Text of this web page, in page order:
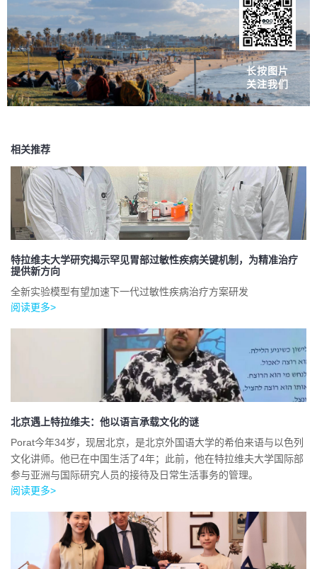
长按图片
关注我们
相关推荐
特拉维夫大学研究揭示罕见胃部过敏性疾病关键机制，为精准治疗
提供新方向
全新实验模型有望加速下一代过敏性疾病治疗方案研发
阅读更多>
北京遇上特拉维夫：他以语言承载文化的谜
Porat今年34岁，现居北京，是北京外国语大学的希伯来语与以色列
文化讲师。他已在中国生活了4年；此前，他在特拉维夫大学国际部
参与亚洲与国际研究人员的接待及日常生活事务的管理。
阅读更多>